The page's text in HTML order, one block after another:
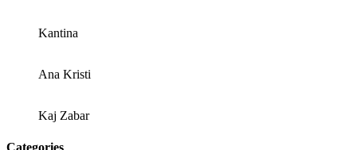
Kantina
Ana Kristi
Kaj Zabar
Categories